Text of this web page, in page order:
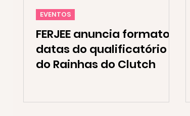
FERJEE anuncia formato e
datas do qualificatório
do Rainhas do Clutch
EVENTOS